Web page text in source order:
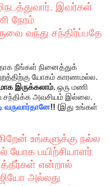
இவர்கள்
நேரம்
வந்து சந்திர்ப்பதே
நீங்கள் நினைத்துக்
யோகம் காரணமல்ல.
இருக்கலாம். ஒரு மணி
சந்திக்க அவசியம் இல்லை.
வருவார்தானே!! (இது உங்கள்
உங்களுக்கு நல்ல
யோக பயிற்சியாளர்
என்றால்
அல்லது